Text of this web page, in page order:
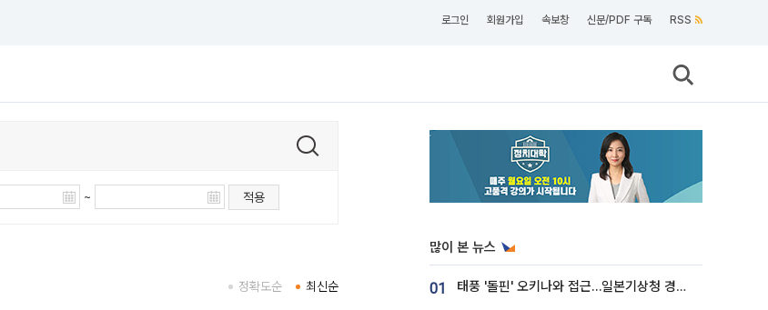
로그인 회원가입 속보창 신문/PDF 구독 RSS
~ 적용
최신순
정확도순
많이 본 뉴스
01 태풍 '돌핀' 오키나와 접근…일본기상청 경로 업데이트